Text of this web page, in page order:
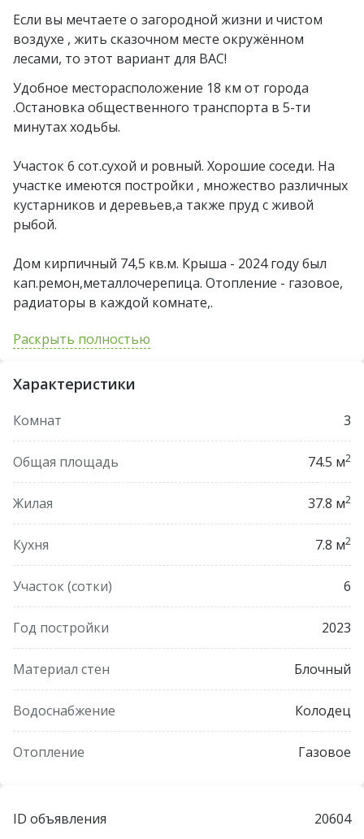
Если вы мечтаете о загородной жизни и чистом
воздухе , жить сказочном месте окружённом
лесами, то этот вариант для ВАС!
Удобное месторасположение 18 км от города
.Остановка общественного транспорта в 5-ти
минутах ходьбы.
Участок 6 сот.сухой и ровный. Хорошие соседи. На
участке имеются постройки , множество различных
кустарников и деревьев,а также пруд с живой
рыбой.
Дом кирпичный 74,5 кв.м. Крыша - 2024 году был
кап.ремон,металлочерепица. Отопление - газовое,
радиаторы в каждой комнате,.
Вода -колодец возле дома. Отличным
преимуществом является Баня, пристроенная к
особенно зимой.Новому владельцу частично
Возможен торг реальному покупателю!
Договор 26/19 от 06.02.2026
ОДО «Юриэлт», УНП 101214439
Лицензия Министерства юстиции Республики
Беларусь 02240/8 от 17.02.2005 (бессрочная) на
право осуществления деятельности по оказанию
юридических услуг-риэлтерских услуг
Раскрыть полностью
Характеристики
Комнат 3
Общая площадь 74.5 м2
Жилая 37.8 м2
Кухня 7.8 м2
Участок (сотки) 6
Год постройки 2023
Материал стен Блочный
Водоснабжение Колодец
Отопление Газовое
ID объявления 20604